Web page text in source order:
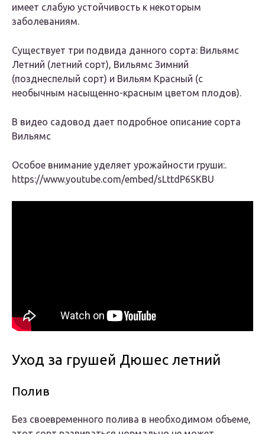
имеет слабую устойчивость к некоторым
заболеваниям.
Существует три подвида данного сорта: Вильямс
Летний (летний сорт), Вильямс Зимний
(позднеспелый сорт) и Вильям Красный (с
необычным насыщенно-красным цветом плодов).
В видео садовод дает подробное описание сорта
Вильямс
Особое внимание уделяет урожайности груши:.
https://www.youtube.com/embed/sLttdP6SKBU
Уход за грушей Дюшес летний
Полив
Без своевременного полива в необходимом объеме,